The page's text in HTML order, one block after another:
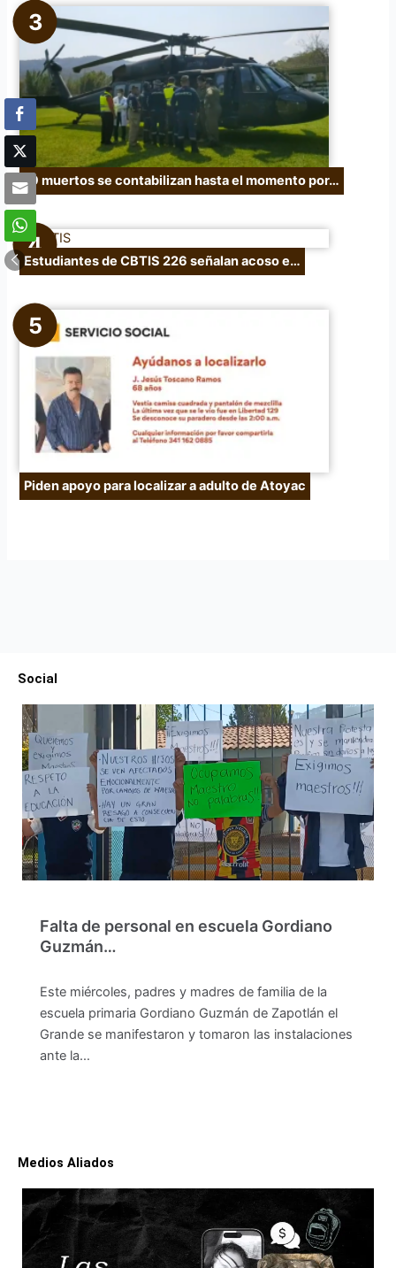
19 muertos se contabilizan hasta el momento por…
Estudiantes de CBTIS 226 señalan acoso e…
Piden apoyo para localizar a adulto de Atoyac
Social
Falta de personal en escuela Gordiano
Guzmán…
Este miércoles, padres y madres de familia de la
escuela primaria Gordiano Guzmán de Zapotlán el
Grande se manifestaron y tomaron las instalaciones
ante la…
Medios Aliados